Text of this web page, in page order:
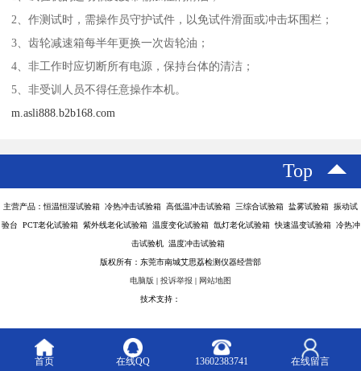
2、作测试时，需操作员守护试件，以免试件滑面或冲击坏围栏；
3、齿轮减速箱每半年更换一次齿轮油；
4、非工作时应切断所有电源，保持台体的清洁；
5、非受训人员不得任意操作本机。
m.asli888.b2b168.com
Top
主营产品：恒温恒湿试验箱 冷热冲击试验箱 高低温冲击试验箱 三综合试验箱 盐雾试验箱 振动试
验台 PCT老化试验箱 紫外线老化试验箱 温度变化试验箱 氙灯老化试验箱 快速温变试验箱 冷热冲
击试验机 温度冲击试验箱
版权所有：东莞市南城艾思荔检测仪器经营部
电脑版 | 投诉举报 | 网站地图
技术支持：
首页 在线QQ 13602383741 在线留言